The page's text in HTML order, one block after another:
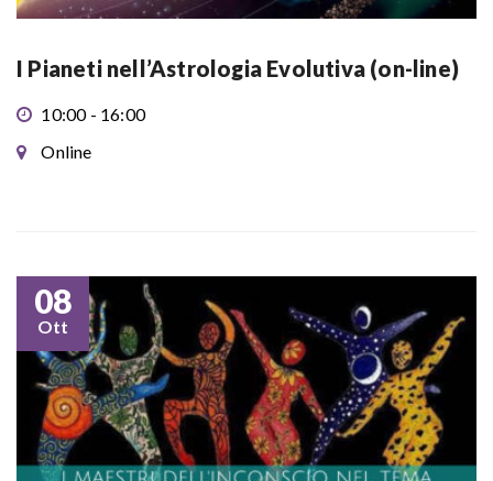
I Pianeti nell’Astrologia Evolutiva (on-line)
10:00 - 16:00
Online
08
Ott